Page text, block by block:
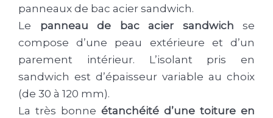
panneaux de bac acier sandwich.
Le panneau de bac acier sandwich se
compose d’une peau extérieure et d’un
parement intérieur. L’isolant pris en
sandwich est d’épaisseur variable au choix
(de 30 à 120 mm).
La très bonne étanchéité d’une toiture en